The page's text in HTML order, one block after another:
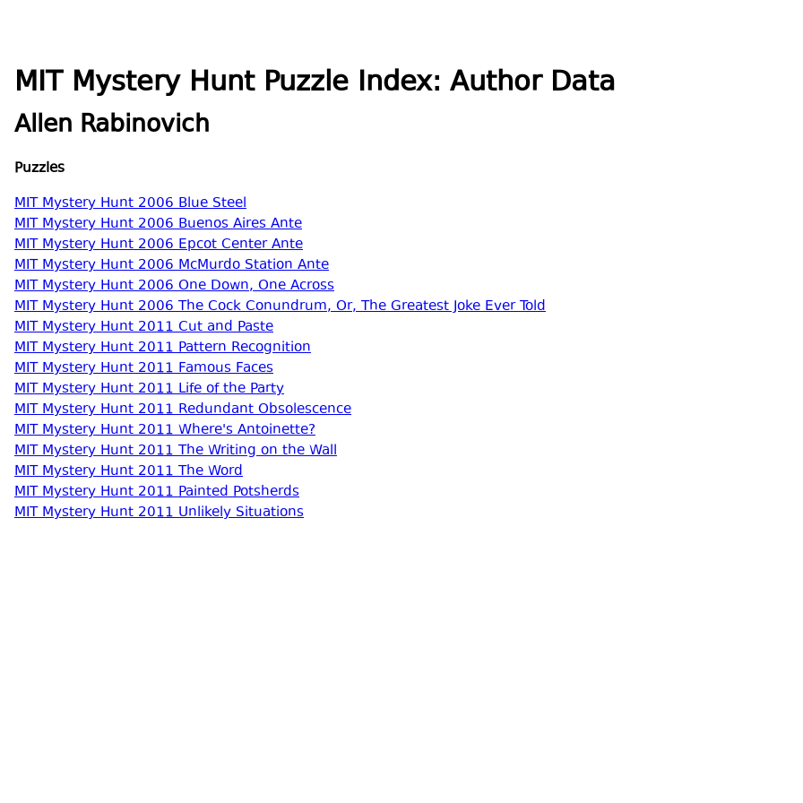
MIT Mystery Hunt Puzzle Index: Author Data
Allen Rabinovich
Puzzles
MIT Mystery Hunt 2006 Blue Steel
MIT Mystery Hunt 2006 Buenos Aires Ante
MIT Mystery Hunt 2006 Epcot Center Ante
MIT Mystery Hunt 2006 McMurdo Station Ante
MIT Mystery Hunt 2006 One Down, One Across
MIT Mystery Hunt 2006 The Cock Conundrum, Or, The Greatest Joke Ever Told
MIT Mystery Hunt 2011 Cut and Paste
MIT Mystery Hunt 2011 Pattern Recognition
MIT Mystery Hunt 2011 Famous Faces
MIT Mystery Hunt 2011 Life of the Party
MIT Mystery Hunt 2011 Redundant Obsolescence
MIT Mystery Hunt 2011 Where's Antoinette?
MIT Mystery Hunt 2011 The Writing on the Wall
MIT Mystery Hunt 2011 The Word
MIT Mystery Hunt 2011 Painted Potsherds
MIT Mystery Hunt 2011 Unlikely Situations